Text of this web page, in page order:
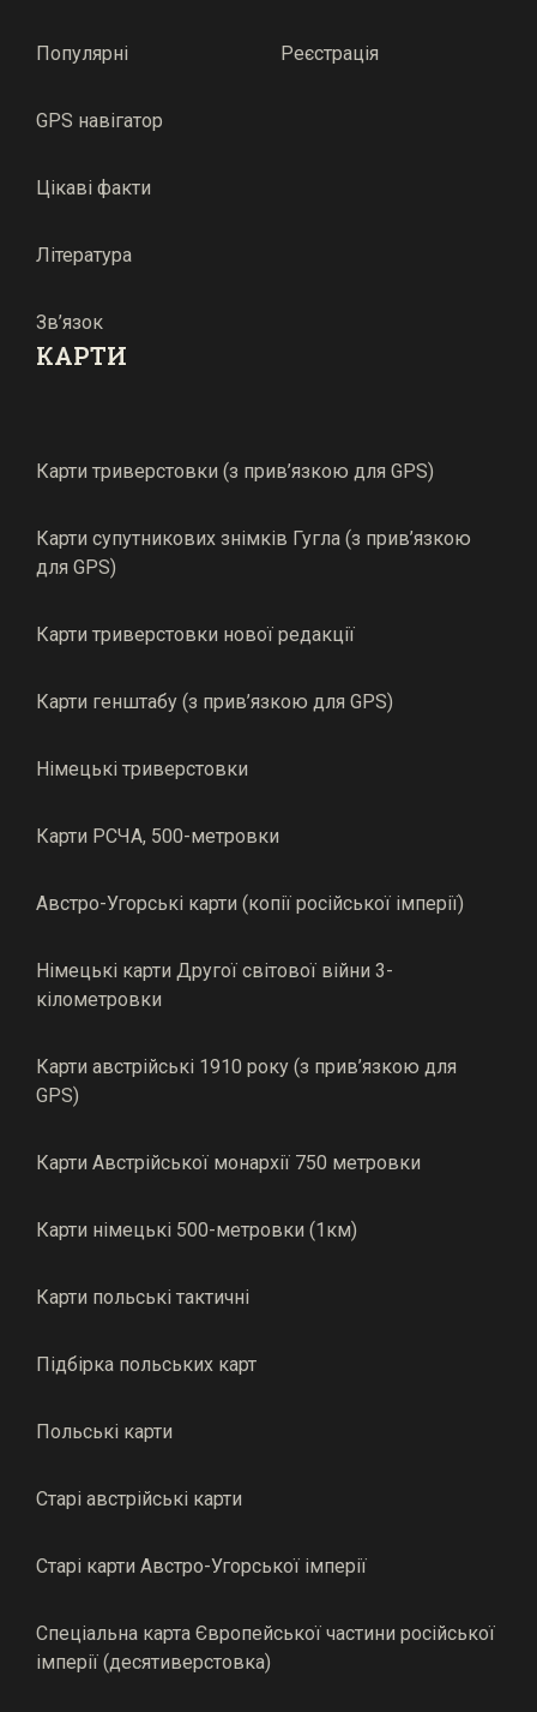
Популярні
GPS навігатор
Цікаві факти
Література
Зв’язок
Реєстрація
КАРТИ
Карти триверстовки (з прив’язкою для GPS)
Карти супутникових знімків Гугла (з прив’язкою
для GPS)
Карти триверстовки нової редакції
Карти генштабу (з прив’язкою для GPS)
Німецькі триверстовки
Карти РСЧА, 500-метровки
Австро-Угорські карти (копії російської імперії)
Німецькі карти Другої світової війни 3-
кілометровки
Карти австрійські 1910 року (з прив’язкою для
GPS)
Карти Австрійської монархії 750 метровки
Карти німецькі 500-метровки (1км)
Карти польські тактичні
Підбірка польських карт
Польські карти
Старі австрійські карти
Старі карти Австро-Угорської імперії
Спеціальна карта Європейської частини російської
імперії (десятиверстовка)